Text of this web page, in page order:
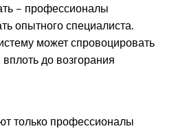
– профессионалы
опытного специалиста.
может спровоцировать
до возгорания
только профессионалы